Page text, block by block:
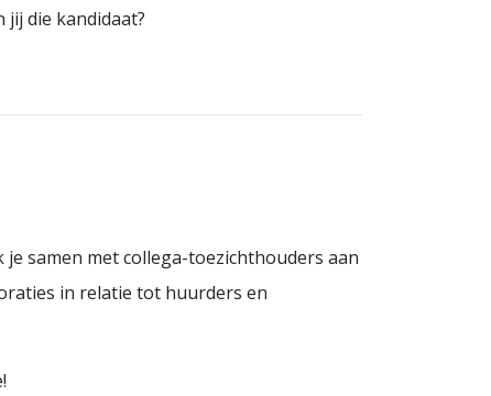
die kandidaat?
samen met collega-toezichthouders aan
in relatie tot huurders en